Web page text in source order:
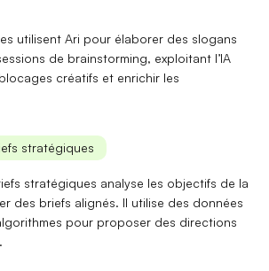
utilisentAri pour élaborer des slogans
de brainstorming, exploitant l’IA
créatifs et enrichir les
stratégiques
stratégiques analyse les objectifs de la
des briefs alignés. Il utilise des données
pour proposer des directions